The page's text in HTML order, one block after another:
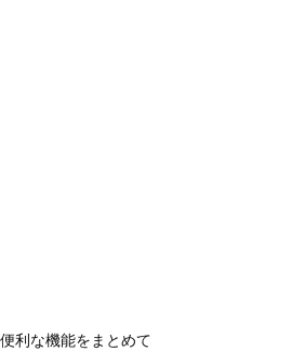
便利な機能をまとめて